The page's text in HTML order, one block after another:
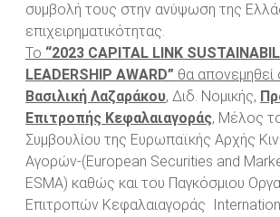
συμβολή τους στην ανύψωση της
επιχειρηματικότητας.
Το “2023 CAPITAL LINK
LEADERSHIP AWARD” θα απονεμηθεί
Βασιλική Λαζαράκου, Διδ. Νομικής,
Επιτροπής Κεφαλαιαγοράς, Μέλος
Συμβουλίου της Ευρωπαϊκής Αρχής
Αγορών-(European Securities and
ESMA) καθώς και του Παγκόσμιου
Επιτροπών Κεφαλαιαγοράς